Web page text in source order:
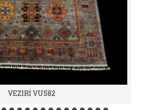
VEZİRİ VU582